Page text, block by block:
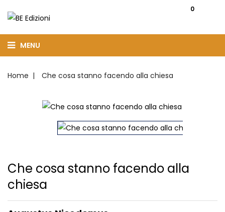
0
MENU
Home Che cosa stanno facendo alla chiesa
Che cosa stanno facendo alla
chiesa